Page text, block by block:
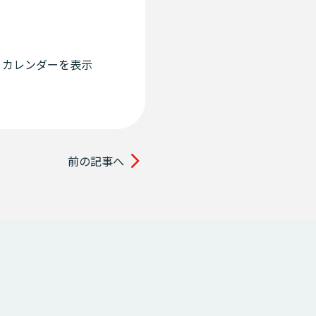
カレンダーを表示
前の記事へ